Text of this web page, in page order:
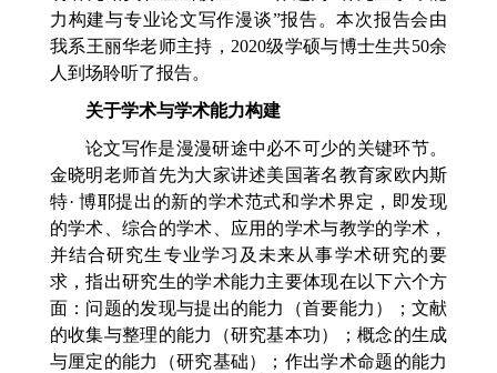
力构建与专业论文写作漫谈”报告。本次报告会由
我系王丽华老师主持，2020级学硕与博士生共50余
人到场聆听了报告。
关于学术与学术能力构建
论文写作是漫漫研途中必不可少的关键环节。
金晓明老师首先为大家讲述美国著名教育家欧内斯
特· 博耶提出的新的学术范式和学术界定，即发现
的学术、综合的学术、应用的学术与教学的学术，
并结合研究生专业学习及未来从事学术研究的要
求，指出研究生的学术能力主要体现在以下六个方
面：问题的发现与提出的能力（首要能力）；文献
的收集与整理的能力（研究基本功）；概念的生成
与厘定的能力（研究基础）；作出学术命题的能力